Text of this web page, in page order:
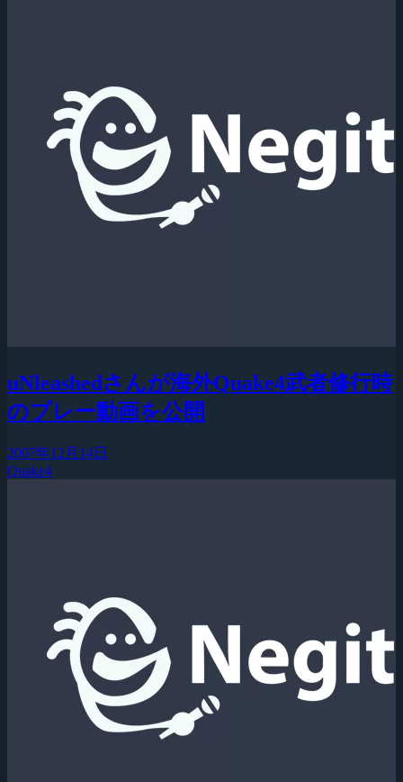
uNleashedさんが海外Quake4武者修行時
のプレー動画を公開
2007年12月14日
Quake4